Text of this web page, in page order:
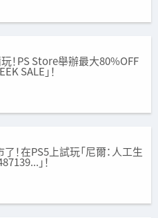
！PS Store舉辦最大80%OFF
SALE」！
了！在PS5上試玩「尼爾：人工生
」！